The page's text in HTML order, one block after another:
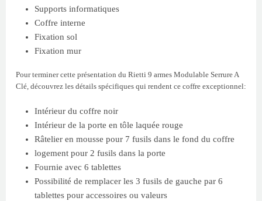
Supports informatiques
Coffre interne
Fixation sol
Fixation mur
Pour terminer cette présentation du Rietti 9 armes Modulable Serrure A
Clé, découvrez les détails spécifiques qui rendent ce coffre exceptionnel:
Intérieur du coffre noir
Intérieur de la porte en tôle laquée rouge
Râtelier en mousse pour 7 fusils dans le fond du coffre
logement pour 2 fusils dans la porte
Fournie avec 6 tablettes
Possibilité de remplacer les 3 fusils de gauche par 6
tablettes pour accessoires ou valeurs